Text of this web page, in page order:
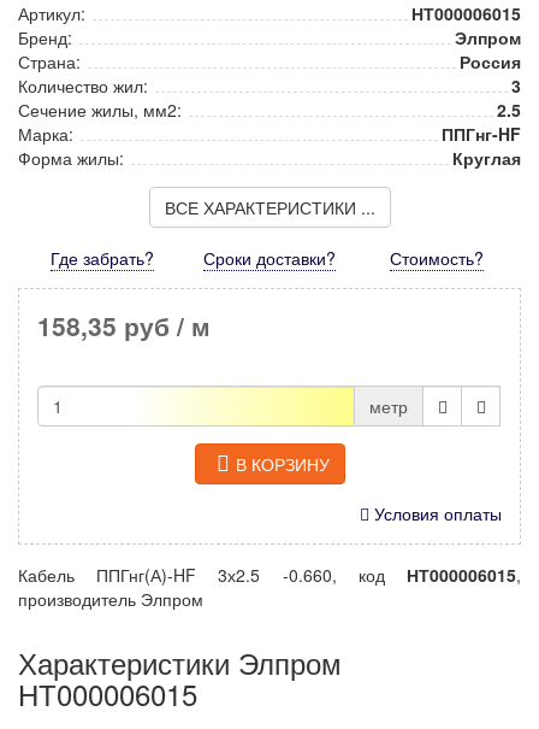
Артикул:
НТ000006015
Бренд:
Элпром
Страна:
Россия
Количество жил:
3
Сечение жилы, мм2:
2.5
Марка:
ППГнг-HF
Форма жилы:
Круглая
ВСЕ ХАРАКТЕРИСТИКИ ...
Где забрать? Сроки доставки? Стоимость?
158,35 руб / м
метр
В КОРЗИНУ
Условия оплаты
Кабель ППГнг(А)-HF 3х2.5 -0.660, код НТ000006015,
производитель Элпром
Характеристики Элпром
НТ000006015